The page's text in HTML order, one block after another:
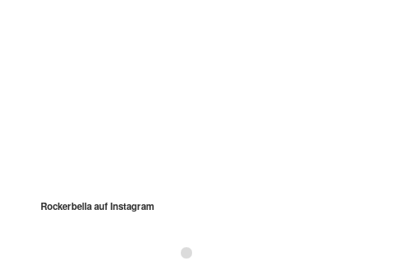
Rockerbella auf Instagram